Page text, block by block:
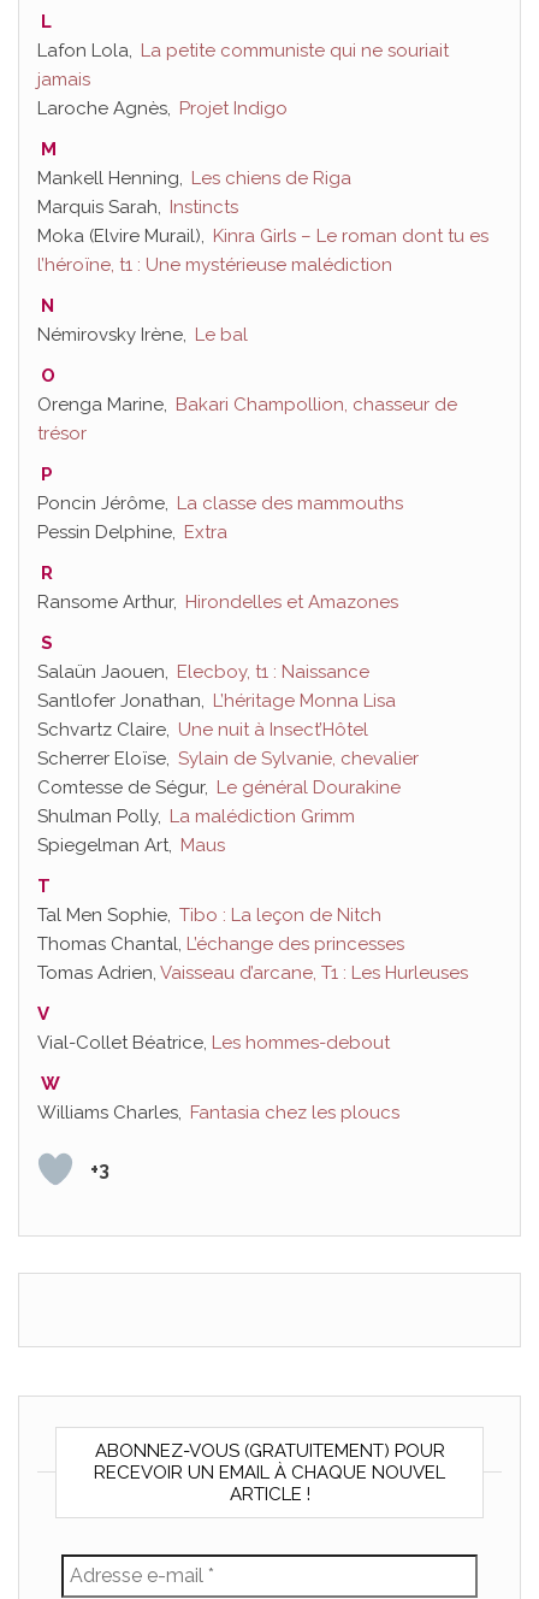
L
Lafon Lola, La petite communiste qui ne souriait
jamais
Laroche Agnès, Projet Indigo
M
Mankell Henning, Les chiens de Riga
Marquis Sarah, Instincts
Moka (Elvire Murail), Kinra Girls – Le roman dont tu es
l’héroïne, t1 : Une mystérieuse malédiction
N
Némirovsky Irène, Le bal
O
Orenga Marine, Bakari Champollion, chasseur de
trésor
P
Poncin Jérôme, La classe des mammouths
Pessin Delphine, Extra
R
Ransome Arthur, Hirondelles et Amazones
S
Salaün Jaouen, Elecboy, t1 : Naissance
Santlofer Jonathan, L’héritage Monna Lisa
Schvartz Claire, Une nuit à Insect’Hôtel
Scherrer Eloïse, Sylain de Sylvanie, chevalier
Comtesse de Ségur, Le général Dourakine
Shulman Polly, La malédiction Grimm
Spiegelman Art, Maus
T
Tal Men Sophie, Tibo : La leçon de Nitch
Thomas Chantal, L’échange des princesses
Tomas Adrien, Vaisseau d’arcane, T1 : Les Hurleuses
V
Vial-Collet Béatrice, Les hommes-debout
W
Williams Charles, Fantasia chez les ploucs
+3
ABONNEZ-VOUS (GRATUITEMENT) POUR
RECEVOIR UN EMAIL À CHAQUE NOUVEL
ARTICLE !